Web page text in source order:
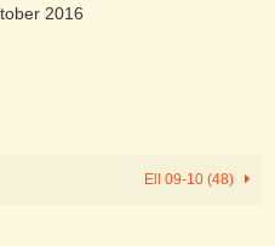
2016
Ell 09-10 (48)